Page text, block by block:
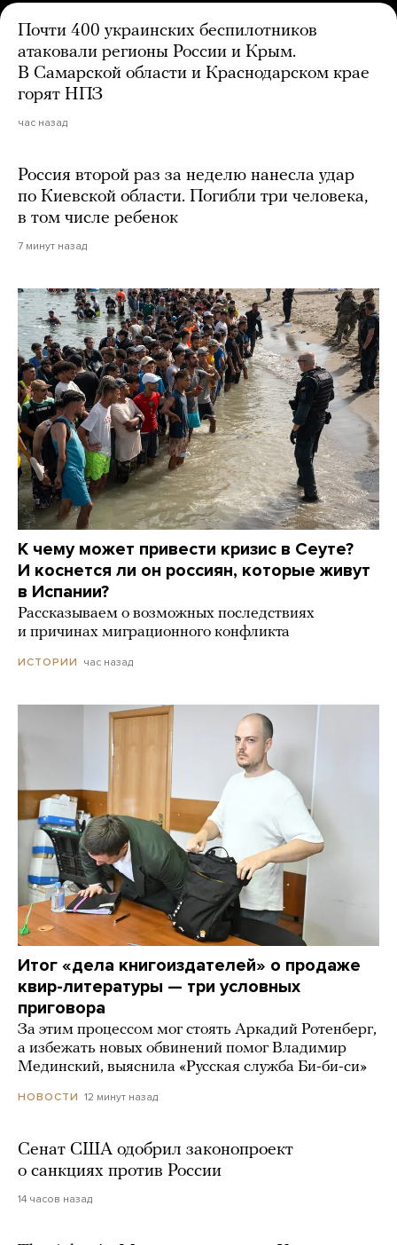
Почти 400 украинских беспилотников
атаковали регионы России и Крым.
В Самарской области и Краснодарском крае
горят НПЗ
час назад
Россия второй раз за неделю нанесла удар
по Киевской области. Погибли три человека,
в том числе ребенок
7 минут назад
К чему может привести кризис в Сеуте?
И коснется ли он россиян, которые живут
в Испании?
Рассказываем о возможных последствиях
и причинах миграционного конфликта
ИСТОРИИ час назад
Итог «дела книгоиздателей» о продаже
квир-литературы — три условных
приговора
За этим процессом мог стоять Аркадий Ротенберг,
а избежать новых обвинений помог Владимир
Мединский, выяснила «Русская служба Би-би-си»
НОВОСТИ 12 минут назад
Сенат США одобрил законопроект
о санкциях против России
14 часов назад